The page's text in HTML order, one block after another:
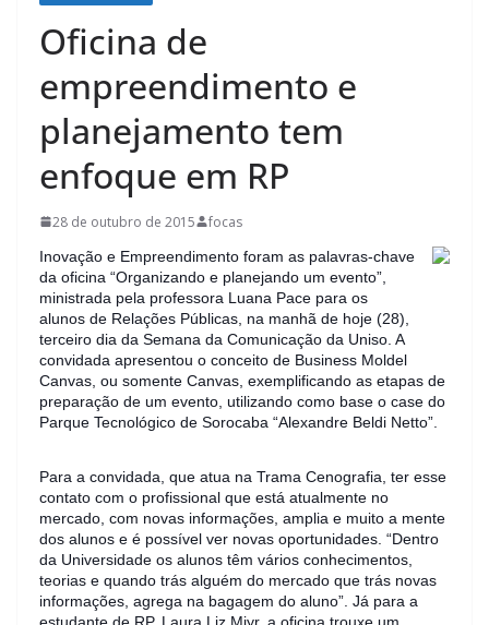
Oficina de
empreendimento e
planejamento tem
enfoque em RP
28 de outubro de 2015 focas
Inovação e Empreendimento foram as palavras-chave
da oficina “Organizando e planejando um evento”,
ministrada pela professora Luana Pace para os
alunos de Relações Públicas, na manhã de hoje (28),
terceiro dia da Semana da Comunicação da Uniso. A
convidada apresentou o conceito de Business Moldel
Canvas, ou somente Canvas, exemplificando as etapas de
preparação de um evento, utilizando como base o case do
Parque Tecnológico de Sorocaba “Alexandre Beldi Netto”.
Para a convidada, que atua na Trama Cenografia, ter esse
contato com o profissional que está atualmente no
mercado, com novas informações, amplia e muito a mente
dos alunos e é possível ver novas oportunidades. “Dentro
da Universidade os alunos têm vários conhecimentos,
teorias e quando trás alguém do mercado que trás novas
informações, agrega na bagagem do aluno”. Já para a